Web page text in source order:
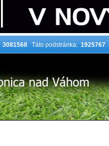
3081568 Táto podstránka: 1925767